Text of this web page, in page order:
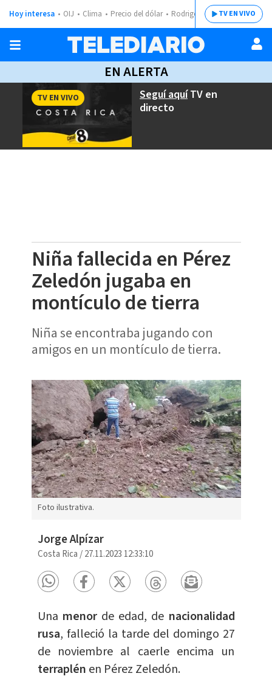
Hoy interesa OIJ Clima Precio del dólar Rodrigo ChavesTV EN VIVO
EN ALERTA
Seguí aquíTV en
directo
TV EN VIVO
Niña fallecida en Pérez
Zeledón jugaba en
montículo de tierra
Niña se encontraba jugando con
amigos en un montículo de tierra.
Foto ilustrativa.
Jorge Alpízar
Costa Rica /27.11.2023 12:33:10
Una menor de edad, de nacionalidad
rusa, falleció la tarde del domingo 27
de noviembre al caerle encima un
terraplén en Pérez Zeledón.